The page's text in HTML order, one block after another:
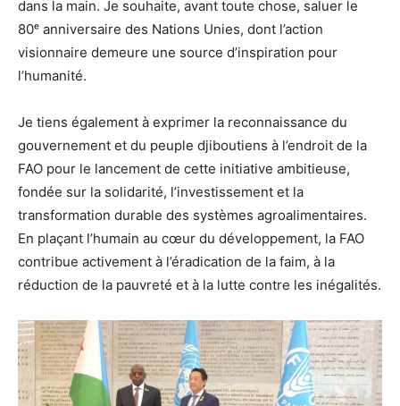
dans la main. Je souhaite, avant toute chose, saluer le
80ᵉ anniversaire des Nations Unies, dont l’action
visionnaire demeure une source d’inspiration pour
l’humanité.
Je tiens également à exprimer la reconnaissance du
gouvernement et du peuple djiboutiens à l’endroit de la
FAO pour le lancement de cette initiative ambitieuse,
fondée sur la solidarité, l’investissement et la
transformation durable des systèmes agroalimentaires.
En plaçant l’humain au cœur du développement, la FAO
contribue activement à l’éradication de la faim, à la
réduction de la pauvreté et à la lutte contre les inégalités.